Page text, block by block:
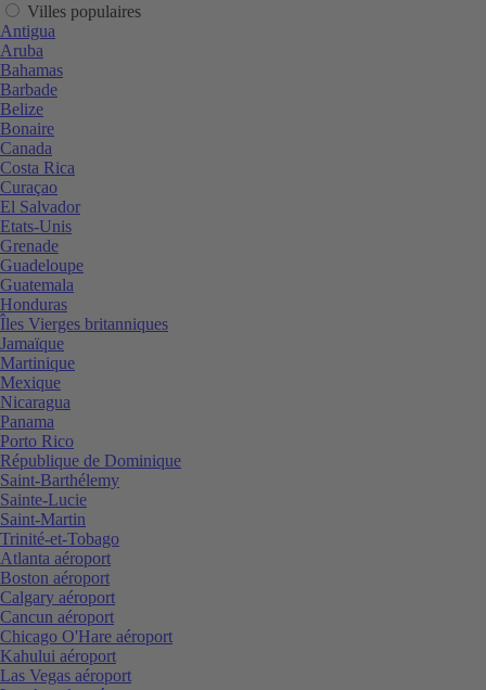
Villes populaires
Antigua
Aruba
Bahamas
Barbade
Belize
Bonaire
Canada
Costa Rica
Curaçao
El Salvador
Etats-Unis
Grenade
Guadeloupe
Guatemala
Honduras
Îles Vierges britanniques
Jamaïque
Martinique
Mexique
Nicaragua
Panama
Porto Rico
République de Dominique
Saint-Barthélemy
Sainte-Lucie
Saint-Martin
Trinité-et-Tobago
Atlanta aéroport
Boston aéroport
Calgary aéroport
Cancun aéroport
Chicago O'Hare aéroport
Kahului aéroport
Las Vegas aéroport